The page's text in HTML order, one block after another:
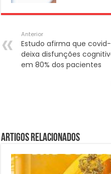
Anterior
Estudo afirma que covid-
deixa disfunções
em 80% dos pacientes
Artigos Relacionados